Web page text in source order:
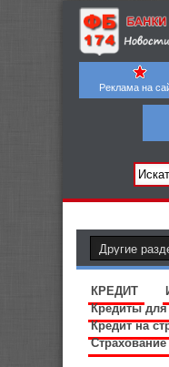
Реклама на
КРЕДИТ
Кредиты
Кредит на
Страхование